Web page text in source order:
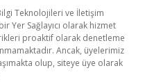
Teknolojileri ve İletişim
Yer Sağlayıcı olarak hizmet
proaktif olarak denetleme
Ancak, üyelerimiz
olup, siteye üye olarak